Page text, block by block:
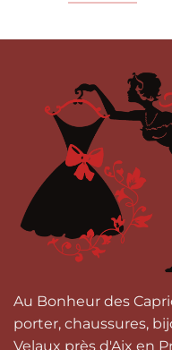
variations.
Les
options
peuvent
être
choisies
sur
la
page
du
Au Bonheur des
porter, chaussures,
Velaux près d'Aix en